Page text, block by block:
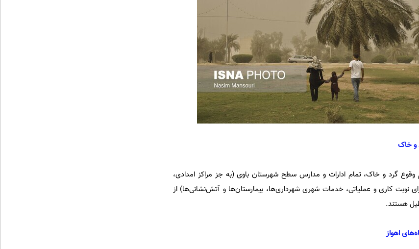
و خاک
وقوع گرد و خاک، تمام ادارات و مدارس سطح شهرستان باوی (به جز مراکز امدادی‌،
نوبت کاری و عملیاتی‌، خدمات شهری شهرداری‌ها، بیمارستان‌ها و آتش‌نشانی‌ها) از